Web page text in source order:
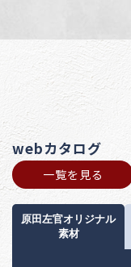
webカタログ
一覧を見る
原田左官オリジナル
素材